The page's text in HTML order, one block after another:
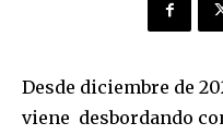
Desde diciembre de
viene desbordando